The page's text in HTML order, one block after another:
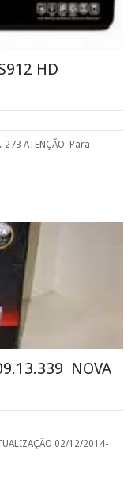
HD
273 ATENÇÃO ­ Para
NOVA
02/12/2014­­­­